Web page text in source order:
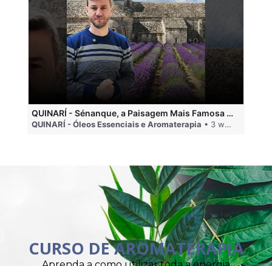
QUINARÍ - Sénanque, a Paisagem Mais Famosa da Aromaterapia
QUINARÍ - Óleos Essenciais e Aromaterapia • 3 weeks ago
CURSO DE AROMATERAPIA